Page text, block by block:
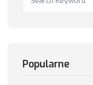
Popularne